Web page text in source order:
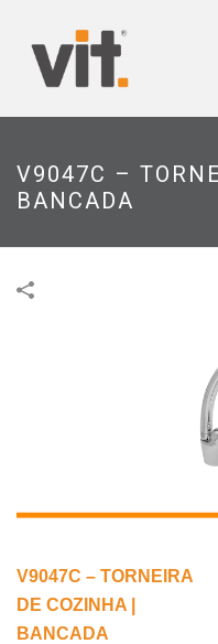
V9047C –
BANCADA
V9047C – TORNEIRA
DE COZINHA |
BANCADA